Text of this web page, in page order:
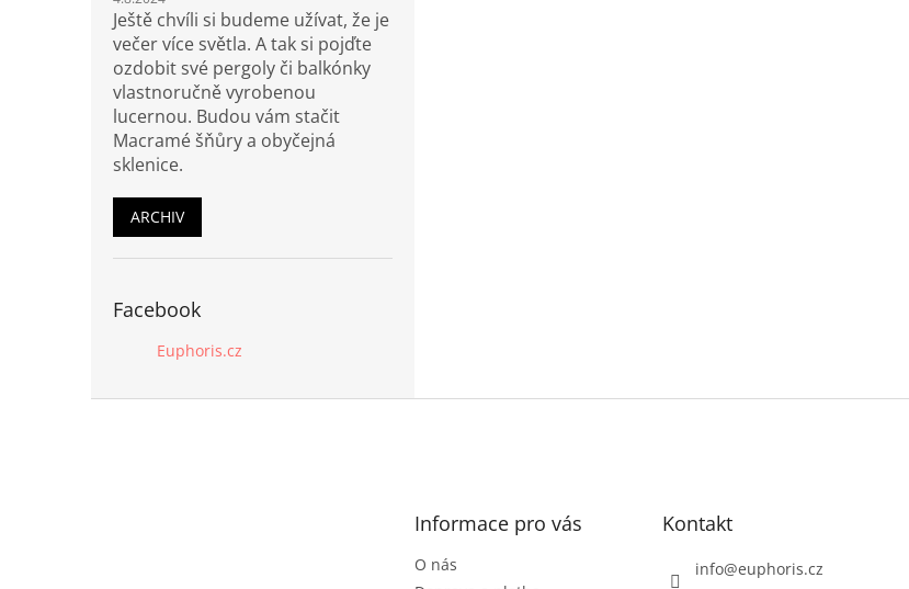
Ještě chvíli si budeme užívat, že je
večer více světla. A tak si pojďte
ozdobit své pergoly či balkónky
vlastnoručně vyrobenou
lucernou. Budou vám stačit
Macramé šňůry a obyčejná
sklenice.
ARCHIV
Facebook
Euphoris.cz
Informace pro vás
O nás
Kontakt
info@euphoris.cz